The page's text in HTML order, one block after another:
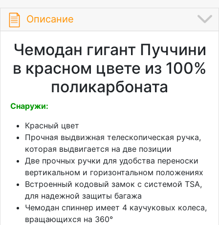
Описание
Чемодан гигант Пуччини
в красном цвете из 100%
поликарбоната
Снаружи:
Красный цвет
Прочная выдвижная телескопическая ручка,
которая выдвигается на две позиции
Две прочных ручки для удобства переноски
вертикальном и горизонтальном положениях
Встроенный кодовый замок с системой TSA,
для надежной защиты багажа
Чемодан спиннер имеет 4 каучуковых колеса,
вращающихся на 360°